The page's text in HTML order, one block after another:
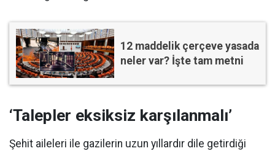
12 maddelik çerçeve yasada
neler var? İşte tam metni
‘Talepler eksiksiz karşılanmalı’
Şehit aileleri ile gazilerin uzun yıllardır dile getirdiği